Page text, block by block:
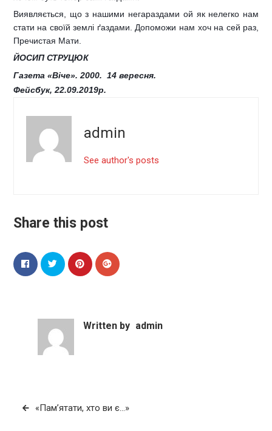
Виявляється, що з нашими негараздами ой як нелегко нам
стати на своїй землі ґаздами. Допоможи нам хоч на сей раз,
Пречистая Мати.
ЙОСИП СТРУЦЮК
Газета «Віче». 2000.  14 вересня.
Фейсбук, 22.09.2019р.
admin
See author's posts
Share this post
Written by admin
Навігація
«Пам’ятати, хто ви є…»